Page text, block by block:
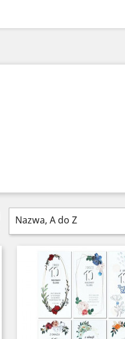
Nazwa, A do Z